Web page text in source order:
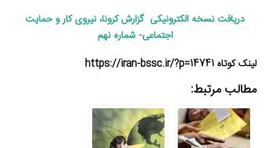
دریافت نسخه الکترونیکی گزارش کرونا، نیروی کار و حمایت
اجتماعی- شماره نهم
لینک کوتاه https://iran-bssc.ir/?p=14741
مطالب مرتبط: